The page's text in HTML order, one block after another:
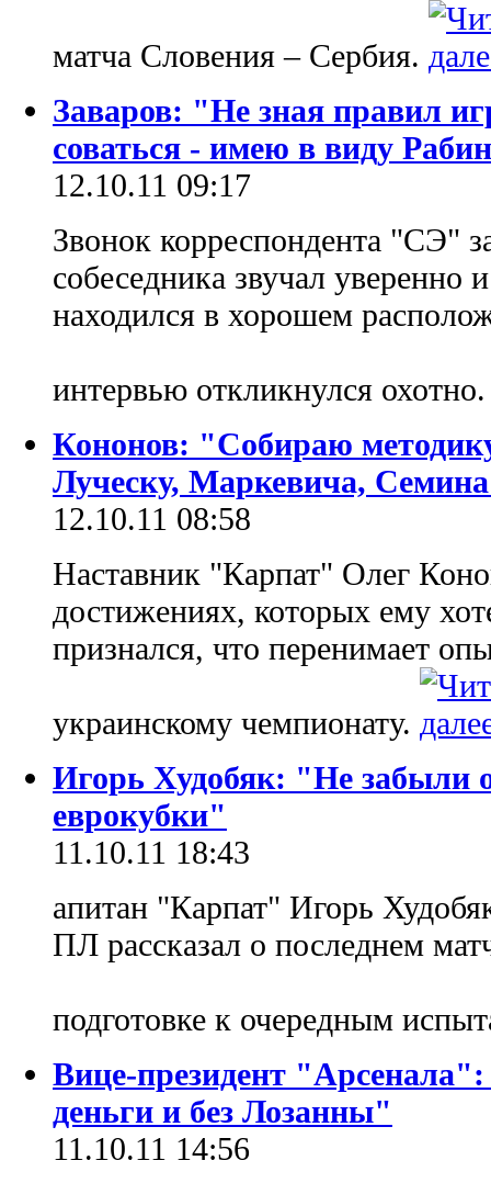
матча Словения – Сербия.
Заваров: "Не зная правил
соваться - имею в виду
12.10.11 09:17
Звонок корреспондента "СЭ"
собеседника звучал
находился в хорошем
интервью откликнулся
Кононов: "Собираю
Луческу, Маркевича,
12.10.11 08:58
Наставник "Карпат" Олег
достижениях, которых ему
признался, что перенимает
украинскому чемпионату.
Игорь Худобяк: "Не забыли
еврокубки"
11.10.11 18:43
апитан "Карпат" Игорь
ПЛ рассказал о последнем
подготовке к очередным
Вице-президент
деньги и без Лозанны"
11.10.11 14:56